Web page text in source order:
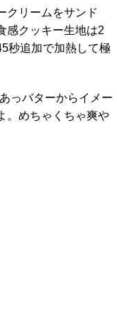
クリームをサンド
感クッキー生地は2
秒追加で加熱して極
っバターからイメー
。めちゃくちゃ爽や